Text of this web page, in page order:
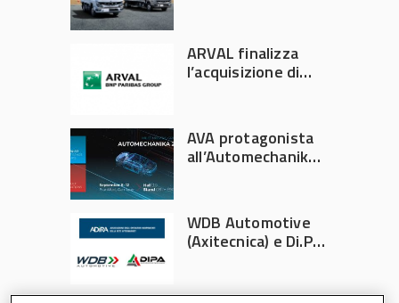
ARVAL finalizza
l’acquisizione di
AVA protagonista
all’Automechanika
WDB Automotive
(Axitecnica) e Di.Pa.